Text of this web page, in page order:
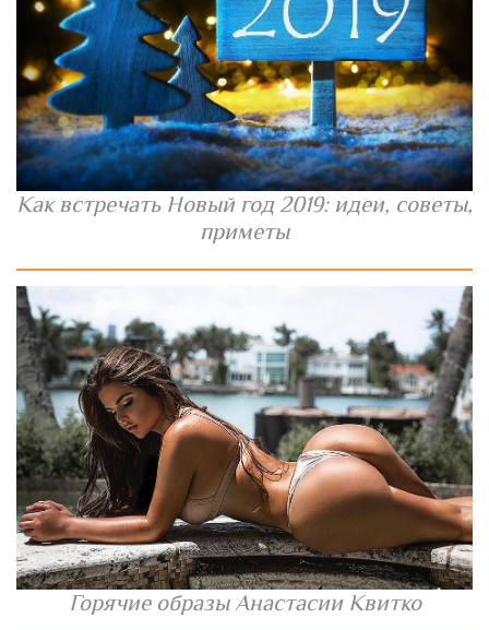
Как встречать Новый год 2019: идеи, советы,
приметы
Горячие образы Анастасии Квитко